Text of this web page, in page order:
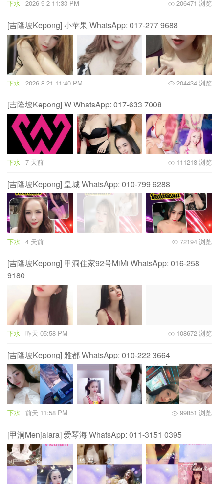
下水 2026-9-2 11:33 PM 206471 浏览
[吉隆坡Kepong] 小苹果 WhatsApp: 017-277 9688
下水 2026-8-21 11:40 PM 204434 浏览
[吉隆坡Kepong] W WhatsApp: 017-633 7008
下水 7 天前 111218 浏览
[吉隆坡Kepong] 皇城 WhatsApp: 010-799 6288
下水 4 天前 72194 浏览
[吉隆坡Kepong] 甲洞住家92号MiMi WhatsApp: 016-258
9180
下水 昨天 05:58 PM 108672 浏览
[吉隆坡Kepong] 雅都 WhatsApp: 010-222 3664
下水 前天 11:58 PM 99851 浏览
[甲洞Menjalara] 爱琴海 WhatsApp: 011-3151 0395